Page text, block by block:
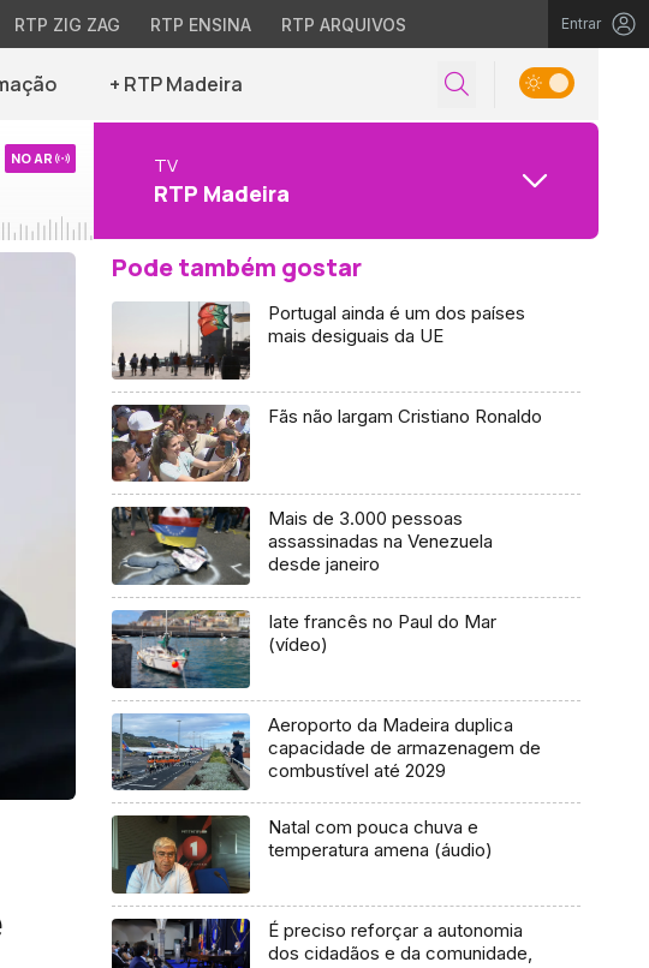
RTP ZIG ZAG RTP ENSINA RTP ARQUIVOS Entrar
+ RTP Madeira
NO AR TV
RTP Madeira
Pode também gostar
Portugal ainda é um dos países
mais desiguais da UE
Fãs não largam Cristiano Ronaldo
Mais de 3.000 pessoas
assassinadas na Venezuela
desde janeiro
Iate francês no Paul do Mar
(vídeo)
Aeroporto da Madeira duplica
capacidade de armazenagem de
combustível até 2029
Natal com pouca chuva e
temperatura amena (áudio)
É preciso reforçar a autonomia
dos cidadãos e da comunidade,